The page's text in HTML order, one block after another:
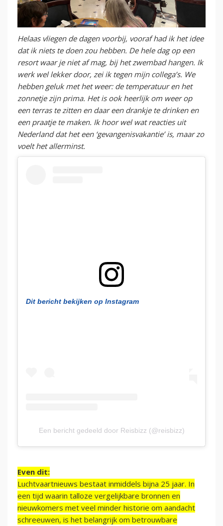
Helaas vliegen de dagen voorbij, vooraf had ik het idee
dat ik niets te doen zou hebben. De hele dag op een
resort waar je niet af mag, bij het zwembad hangen. Ik
werk wel lekker door, zei ik tegen mijn collega’s. We
hebben geluk met het weer: de temperatuur en het
zonnetje zijn prima. Het is ook heerlijk om weer op
een terras te zitten en daar een drankje te drinken en
een praatje te maken. Ik hoor wel wat reacties uit
Nederland dat het een ‘gevangenisvakantie’ is, maar zo
voelt het allerminst.
Dit bericht bekijken op Instagram
Een bericht gedeeld door Reisbizz (@reisbizz)
Even dit:
Luchtvaartnieuws bestaat inmiddels bijna 25 jaar. In
een tijd waarin talloze vergelijkbare bronnen en
nieuwkomers met veel minder historie om aandacht
schreeuwen, is het belangrijk om betrouwbare